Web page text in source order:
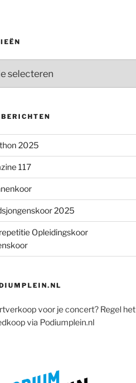
2025
117
2025
Opleidingskoor
voor je concert? Regel het
via Podiumplein.nl